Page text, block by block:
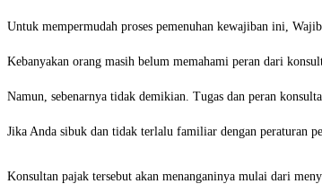
Untuk mempermudah proses pemenuhan kewajiban ini,
Kebanyakan orang masih belum memahami peran dari
Namun, sebenarnya tidak demikian. Tugas dan peran
Jika Anda sibuk dan tidak terlalu familiar dengan peraturan
Konsultan pajak tersebut akan menanganinya mulai dari